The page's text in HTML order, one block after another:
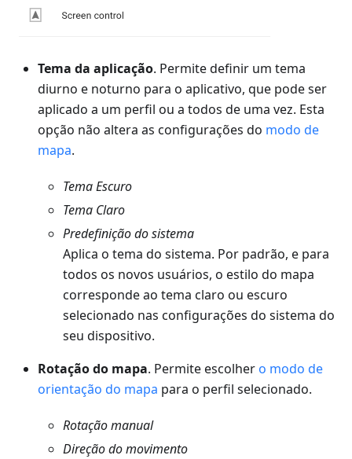
Tema da aplicação. Permite definir um tema
diurno e noturno para o aplicativo, que pode ser
aplicado a um perfil ou a todos de uma vez. Esta
opção não altera as configurações do modo de
mapa.
TemaEscuro
Tema Claro
Predefinição do sistema
Aplica o tema do sistema. Por padrão, e para
todos os novos usuários, o estilo do mapa
corresponde ao tema claro ou escuro
selecionado nas configurações do sistema do
seu dispositivo.
Rotação do mapa. Permite escolher o modo de
orientação do mapa para o perfil selecionado.
Rotação manual
Direção do movimento